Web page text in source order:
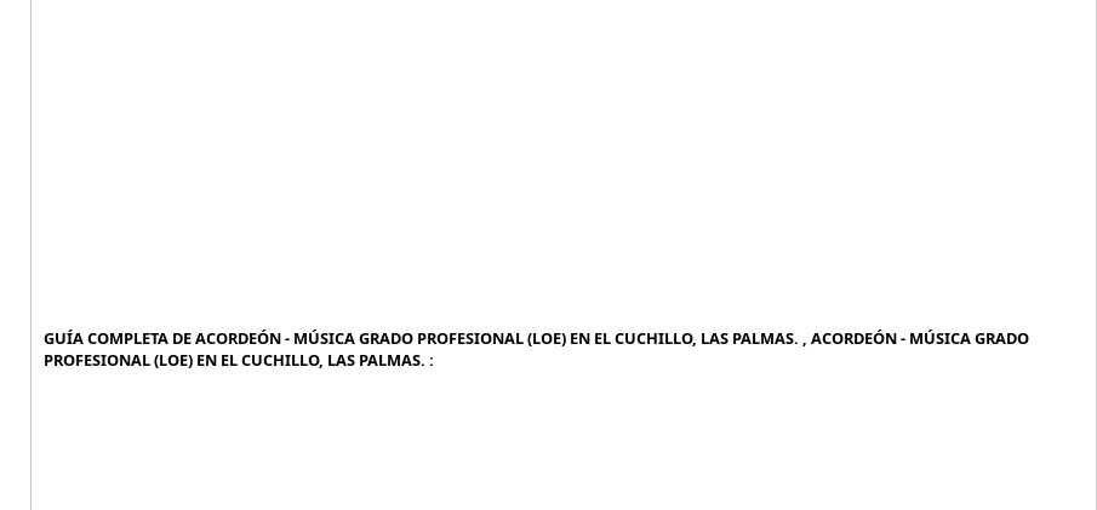
GUÍA COMPLETA DE ACORDEÓN - MÚSICA GRADO PROFESIONAL (LOE) EN EL CUCHILLO, LAS PALMAS. , ACORDEÓN - MÚSICA GRADO
PROFESIONAL (LOE) EN EL CUCHILLO, LAS PALMAS. :